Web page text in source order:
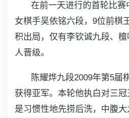
在前一天进行的首轮比
女棋手吴依铭六段，9位前棋
积出局，仅有李钦诚九段、
人晋级。
陈耀烨九段2009年第5届
获得亚军。本轮他执白对三
是习惯性地先捞后洗，中腹